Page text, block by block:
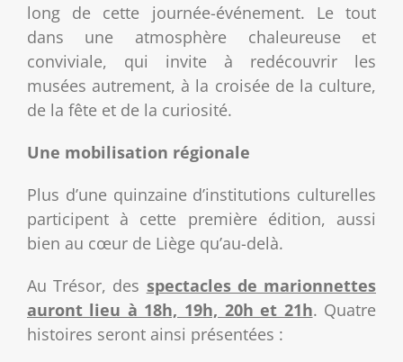
long de cette journée-événement. Le tout
dans une atmosphère chaleureuse et
conviviale, qui invite à redécouvrir les
musées autrement, à la croisée de la culture,
de la fête et de la curiosité.
Une mobilisation régionale
Plus d’une quinzaine d’institutions culturelles
participent à cette première édition, aussi
bien au cœur de Liège qu’au-delà.
Au Trésor, des spectacles de marionnettes
auront lieu à 18h, 19h, 20h et 21h. Quatre
histoires seront ainsi présentées :